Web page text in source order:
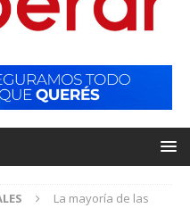
La mayoría de las